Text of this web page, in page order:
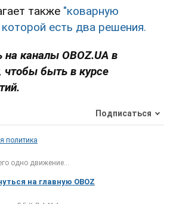
также "коварную
есть два решения.
каналы OBOZ.UA в
чтобы быть в курсе
Подписаться
политика
одно движение...
на главную OBOZ